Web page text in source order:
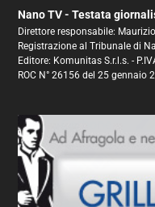
Nano TV - Testata
Direttore responsabile:
Registrazione al Tribunale di
Editore: Komunitas S.r.l.s. -
ROC N° 26156 del 25 gennaio